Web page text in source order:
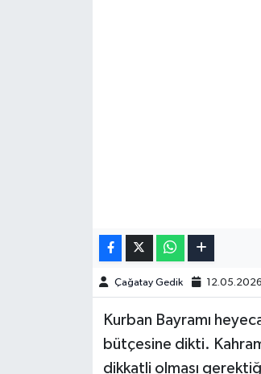
Çağatay Gedik
Kurban Bayramı
bütçesine dikti.
dikkatli olması